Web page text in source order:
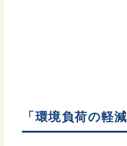
「環境負荷の軽